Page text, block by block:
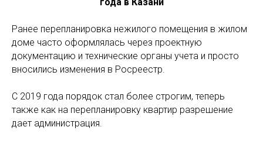
Ранее перепланировка нежилого помещения в жилом
доме часто оформлялась через проектную
документацию и технические органы учета и просто
вносились изменения в Росреестр.
С 2019 года порядок стал более строгим, теперь
также как на перепланировку квартир разрешение
дает администрация.